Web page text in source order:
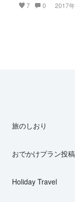
7 0 2017
旅のしおり
おでかけプラン投
Holiday Travel